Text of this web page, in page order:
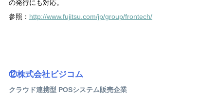
の発行にも対応。
参照： http://www.fujitsu.com/jp/group/frontech/
⑫株式会社ビジコム
クラウド連携型 POSシステム販売企業